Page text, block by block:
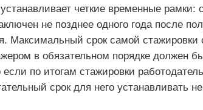
четкие временные
не позднее одного года после
Максимальный срок самой стажировки
в обязательном порядке должен
если по итогам стажировки
срок для него устанавливать